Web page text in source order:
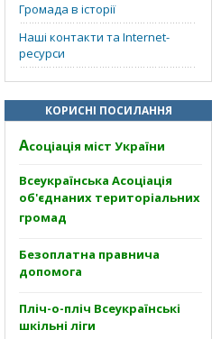
Громада в історії
Наші контакти та Internet-
ресурси
КОРИСНІ ПОСИЛАННЯ
Асоціація міст України
Всеукраїнська Асоціація
об'єднаних територіальних
громад
Безоплатна правнича
допомога
Пліч-о-пліч Всеукраїнські
шкільні ліги